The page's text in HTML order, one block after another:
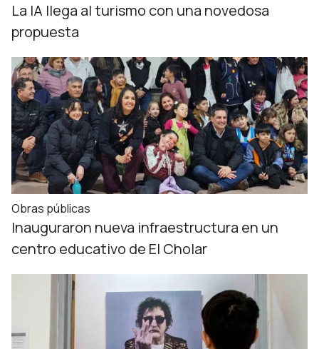
La IA llega al turismo con una novedosa
propuesta
Obras públicas
Inauguraron nueva infraestructura en un
centro educativo de El Cholar